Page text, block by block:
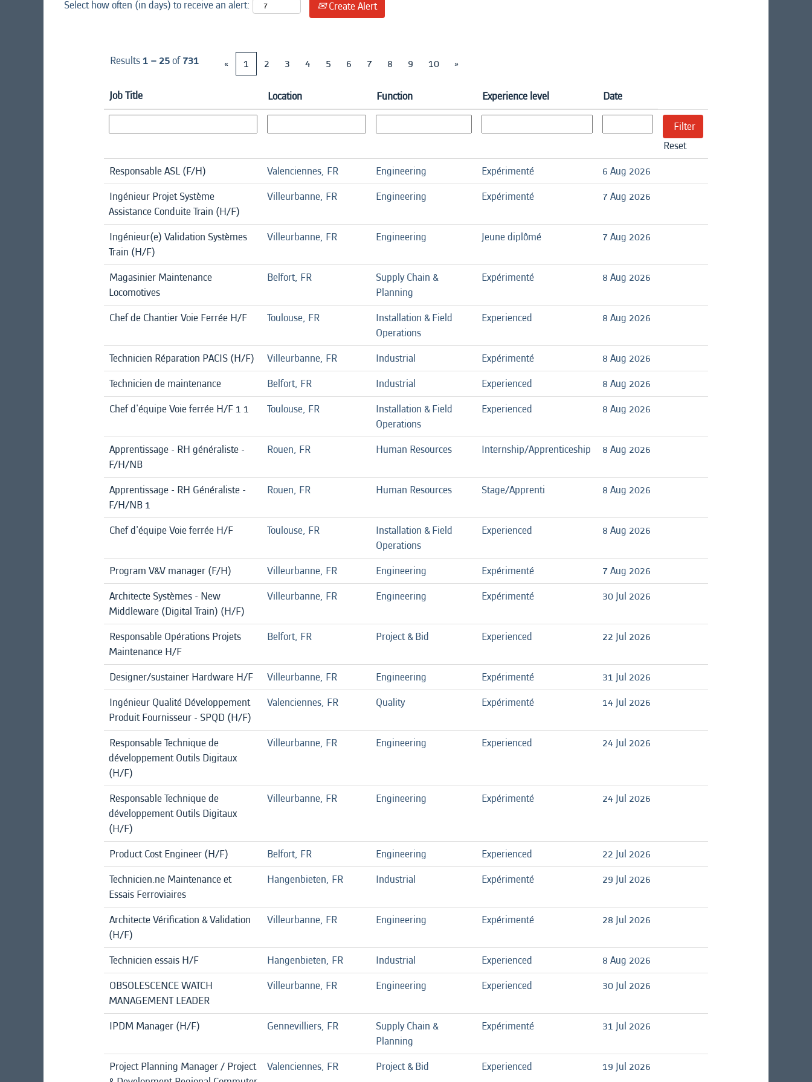
Select how often (in days) to receive an alert: Create Alert
Results1 – 25of731 « 1 2 3 4 5 6 7 8 9 10 »
Job Title Location Function Experience level Date
Reset
Responsable ASL (F/H)
Valenciennes, FR Engineering Expérimenté
6 Aug 2026
Ingénieur Projet Système
Assistance Conduite Train (H/F)
Villeurbanne, FR Engineering Expérimenté 7 Aug 2026
Ingénieur(e) Validation Systèmes
Train (H/F)
Villeurbanne, FR Engineering Jeune diplômé 7 Aug 2026
Magasinier Maintenance
Locomotives
Belfort, FR
Supply Chain &
Planning
Expérimenté 8 Aug 2026
Chef de Chantier Voie Ferrée H/F Toulouse, FR
Installation & Field
Operations
Experienced 8 Aug 2026
Technicien Réparation PACIS (H/F) Villeurbanne, FR Industrial Expérimenté
8 Aug 2026
Technicien de maintenance
Belfort, FR Industrial Experienced
8 Aug 2026
Chef d'équipe Voie ferrée H/F 1 1
Toulouse, FR
Installation & Field
Operations
Experienced 8 Aug 2026
Apprentissage - RH généraliste -
F/H/NB
Rouen, FR Human Resources Internship/Apprenticeship 8 Aug 2026
Apprentissage - RH Généraliste -
F/H/NB 1
Rouen, FR Human Resources Stage/Apprenti 8 Aug 2026
Chef d'équipe Voie ferrée H/F Toulouse, FR
Installation & Field
Operations
Experienced 8 Aug 2026
Program V&V manager (F/H) Villeurbanne, FR Engineering Expérimenté
7 Aug 2026
Architecte Systèmes - New
Middleware (Digital Train) (H/F)
Villeurbanne, FR Engineering Expérimenté 30 Jul 2026
Responsable Opérations Projets
Maintenance H/F
Belfort, FR Project & Bid Experienced 22 Jul 2026
Designer/sustainer Hardware H/F Villeurbanne, FR Engineering Expérimenté
31 Jul 2026
Ingénieur Qualité Développement
Produit Fournisseur - SPQD (H/F)
Valenciennes, FR Quality Expérimenté 14 Jul 2026
Responsable Technique de
développement Outils Digitaux
(H/F)
Villeurbanne, FR Engineering Experienced 24 Jul 2026
Responsable Technique de
développement Outils Digitaux
(H/F)
Villeurbanne, FR Engineering Expérimenté 24 Jul 2026
Product Cost Engineer (H/F) Belfort, FR Engineering Experienced
22 Jul 2026
Technicien.ne Maintenance et
Essais Ferroviaires
Hangenbieten, FR Industrial Expérimenté 29 Jul 2026
Architecte Vérification & Validation
(H/F)
Villeurbanne, FR Engineering Expérimenté 28 Jul 2026
Technicien essais H/F Hangenbieten, FR Industrial Experienced
8 Aug 2026
OBSOLESCENCE WATCH
MANAGEMENT LEADER
Villeurbanne, FR Engineering Experienced 30 Jul 2026
IPDM Manager (H/F) Gennevilliers, FR
Supply Chain &
Planning
Expérimenté 31 Jul 2026
Project Planning Manager / Project
Valenciennes, FR Project & Bid Experienced 19 Jul 2026